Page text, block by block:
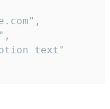
text"